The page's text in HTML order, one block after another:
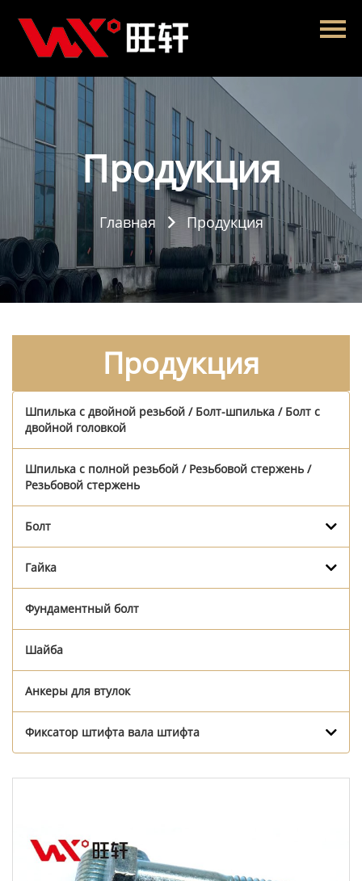
Главная
Продукция
Новости
О нас
Контакты Продукция
Главная  Продукция
Продукция
Шпилька с двойной резьбой / Болт-шпилька / Болт с
двойной головкой
Шпилька с полной резьбой / Резьбовой стержень /
Резьбовой стержень
Болт
Гайка
Фундаментный болт
Шайба
Анкеры для втулок
Фиксатор штифта вала штифта